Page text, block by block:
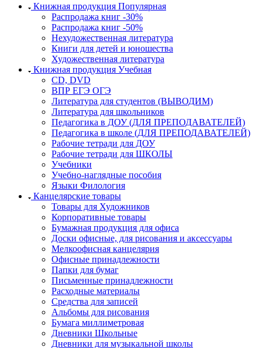
Книжная продукция Популярная
Распродажа книг -30%
Распродажа книг -50%
Нехудожественная литература
Книги для детей и юношества
Художественная литература
Книжная продукция Учебная
CD, DVD
ВПР ЕГЭ ОГЭ
Литература для студентов (ВЫВОДИМ)
Литература для школьников
Педагогика в ДОУ (ДЛЯ ПРЕПОДАВАТЕЛЕЙ)
Педагогика в школе (ДЛЯ ПРЕПОДАВАТЕЛЕЙ)
Рабочие тетради для ДОУ
Рабочие тетради для ШКОЛЫ
Учебники
Учебно-наглядные пособия
Языки Филология
Канцелярские товары
Товары для Художников
Корпоративные товары
Бумажная продукция для офиса
Доски офисные, для рисования и аксессуары
Мелкоофисная канцелярия
Офисные принадлежности
Папки для бумаг
Письменные принадлежности
Расходные материалы
Средства для записей
Альбомы для рисования
Бумага миллиметровая
Дневники Школьные
Дневники для музыкальной школы